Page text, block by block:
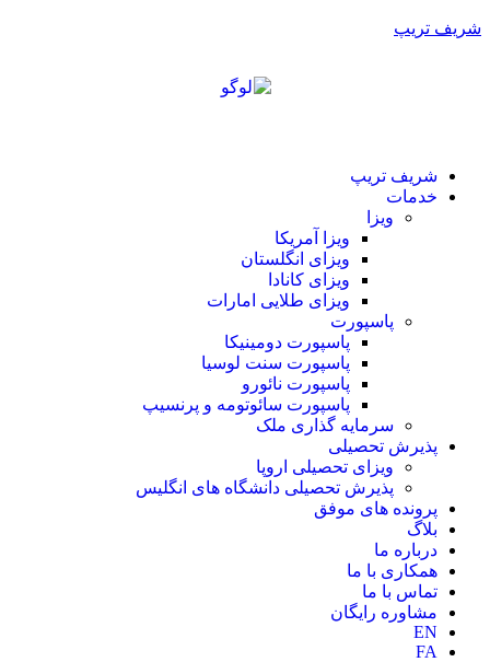
شریف تریپ
شریف تریپ
خدمات
ویزا
ویزا آمریکا
ویزای انگلستان
ویزای کانادا
ویزای طلایی امارات
پاسپورت
پاسپورت دومینیکا
پاسپورت سنت لوسیا
پاسپورت نائورو
پاسپورت سائوتومه و پرنسیپ
سرمایه گذاری ملک
پذیرش تحصیلی
ویزای تحصیلی اروپا
پذیرش تحصیلی دانشگاه های انگلیس
پرونده های موفق
بلاگ
درباره ما
همکاری با ما
تماس با ما
مشاوره رایگان
EN
FA